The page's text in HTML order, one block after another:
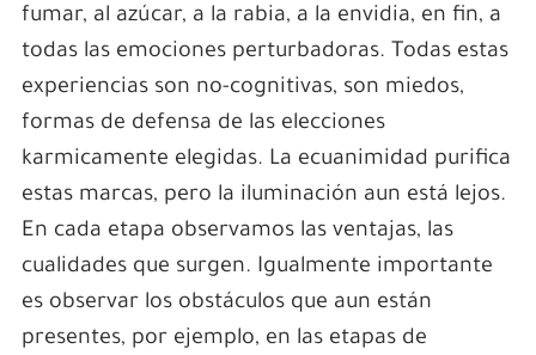
fumar, al azúcar, a la rabia, a la envidia, en fin, a
todas las emociones perturbadoras. Todas estas
experiencias son no-cognitivas, son miedos,
formas de defensa de las elecciones
karmicamente elegidas. La ecuanimidad purifica
estas marcas, pero la iluminación aun está lejos.
En cada etapa observamos las ventajas, las
cualidades que surgen. Igualmente importante
es observar los obstáculos que aun están
presentes, por ejemplo, en las etapas de